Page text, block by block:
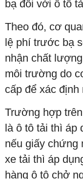
bạ đối với ô tô
Theo đó, cơ
lệ phí trước bạ
nhận chất
môi trường do
cấp để xác
Trường hợp
là ô tô tải thì áp
nếu giấy chứng
xe tải thì áp
hàng ô tô chở